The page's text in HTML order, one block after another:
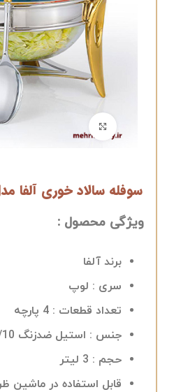
برای بزرگنمایی کلیک
سوفله سالاد خوری آلفا
ویژگی محصول :
برند آلفا
سری : لوپ
تعداد قطعات : 4 پارچه
جنس : استیل ضدزنگ 18/10
حجم : 3 لیتر
قابل استفاده در ماشین